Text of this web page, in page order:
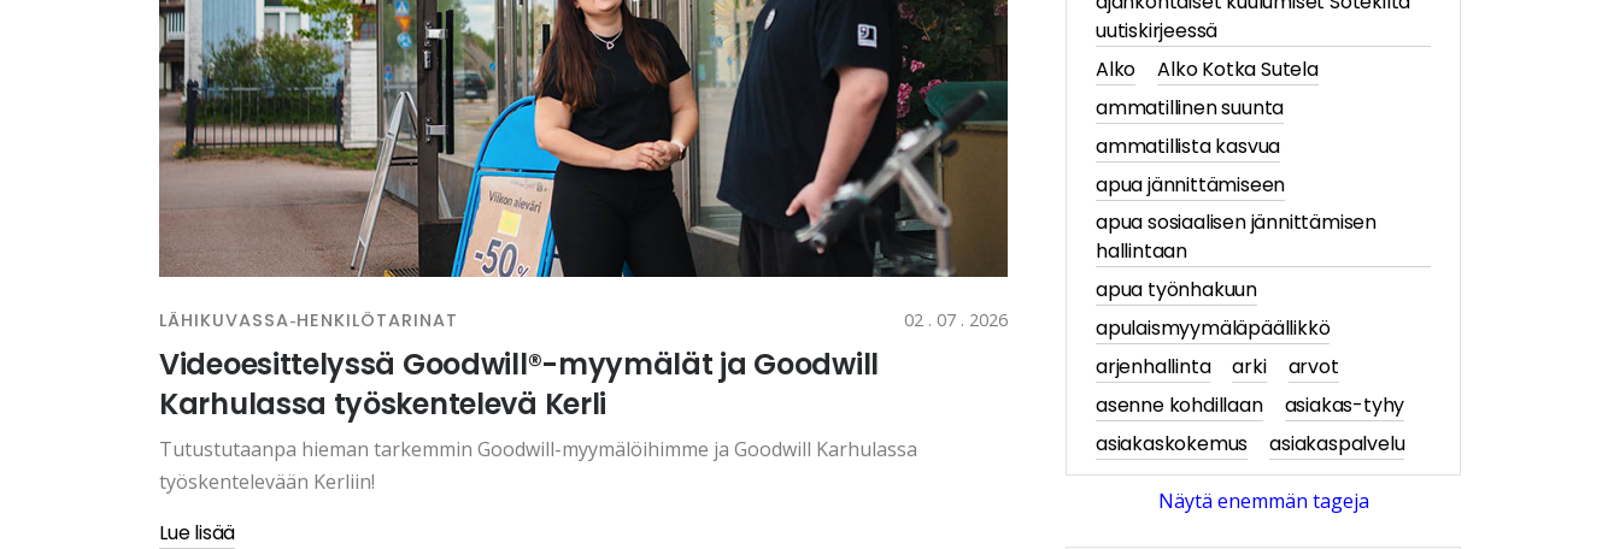
LÄHIKUVASSA-HENKILÖTARINAT 02 . 07 . 2026
Videoesittelyssä Goodwill®-myymälät ja Goodwill
Karhulassa työskentelevä Kerli
Tutustutaanpa hieman tarkemmin Goodwill-myymälöihimme ja Goodwill Karhulassa
työskentelevään Kerliin!
Lue lisää
uutiskirjeessä
Alko
Alko Kotka Sutela
ammatillinen suunta
ammatillista kasvua
apua jännittämiseen
apua sosiaalisen jännittämisen
hallintaan
apua työnhakuun
apulaismyymäläpäällikkö
arjenhallinta
arki
arvot
asenne kohdillaan
asiakas-tyhy
asiakaskokemus
asiakaspalvelu
asiakastarina
asiakastarinat
asiakasymmärrys
Näytä enemmän tageja